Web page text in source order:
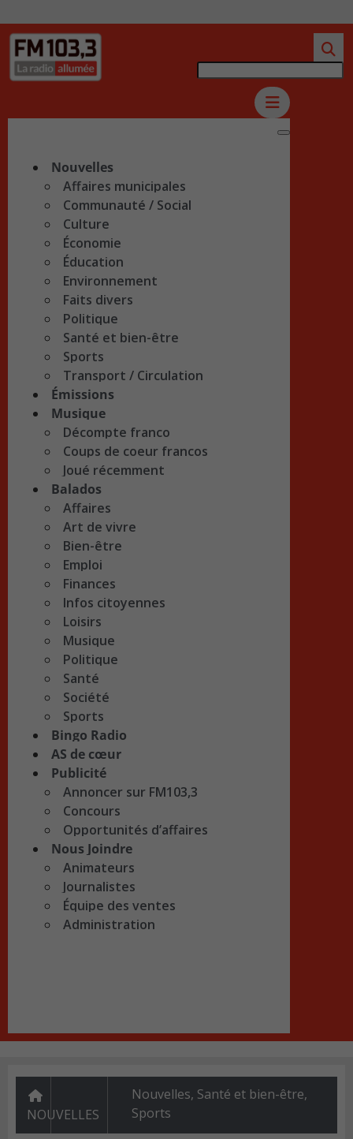
Nouvelles
Affaires municipales
Communauté / Social
Culture
Économie
Éducation
Environnement
Faits divers
Politique
Santé et bien-être
Sports
Transport / Circulation
Émissions
Musique
Décompte franco
Coups de coeur francos
Joué récemment
Balados
Affaires
Art de vivre
Bien-être
Emploi
Finances
Infos citoyennes
Loisirs
Musique
Politique
Santé
Société
Sports
Bingo Radio
AS de cœur
Publicité
Annoncer sur FM103,3
Concours
Opportunités d’affaires
Nous Joindre
Animateurs
Journalistes
Équipe des ventes
Administration
NOUVELLES
Nouvelles, Santé et bien-être,
Sports